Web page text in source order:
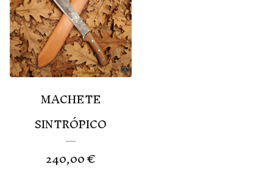
MACHETE
SINTRÓPICO
240,00€